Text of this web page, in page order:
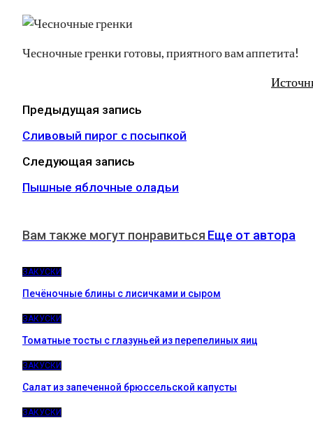
Чесночные гренки готовы, приятного вам аппетита!
Предыдущая запись
Сливовый пирог с посыпкой
Следующая запись
Пышные яблочные оладьи
Вам также могут понравиться Еще от автора
ЗАКУСКИ
Печёночные блины с лисичками и сыром
ЗАКУСКИ
Томатные тосты с глазуньей из перепелиных яиц
ЗАКУСКИ
Салат из запеченной брюссельской капусты
ЗАКУСКИ